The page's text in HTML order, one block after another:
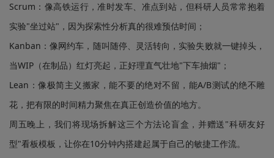
Scrum：像高铁运行，准时发车、准点到站，但科研人员常常抱着
实验"坐过站"，因为探索性分析真的很难预估时间；
Kanban：像网约车，随叫随停、灵活转向，实验失败就一键掉头，
当WIP（在制品）红灯亮起，正好理直气壮地"下车抽烟"；
Lean：像极简主义搬家，能不要的绝对不留，能A/B测试的绝不雕
花，把有限的时间精力聚焦在真正创造价值的地方。
周五晚上，我们将现场拆解这三个方法论盲盒，并赠送"科研友好
型"看板模板，让你在10分钟内搭建起属于自己的敏捷工作流。